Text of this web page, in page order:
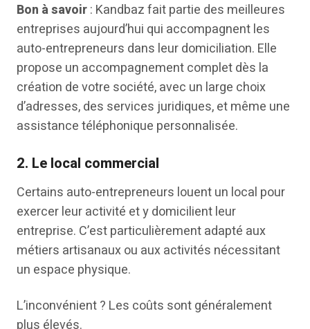
Bon à savoir: Kandbaz fait partie des meilleures
entreprises aujourd’hui qui accompagnent les
auto-entrepreneurs dans leur domiciliation. Elle
propose un accompagnement complet dès la
création de votre société, avec un large choix
d’adresses, des services juridiques, et même une
assistance téléphonique personnalisée.
2. Le local commercial
Certains auto-entrepreneurs louent un local pour
exercer leur activité et y domicilient leur
entreprise. C’est particulièrement adapté aux
métiers artisanaux ou aux activités nécessitant
un espace physique.
L’inconvénient ? Les coûts sont généralement
plus élevés.